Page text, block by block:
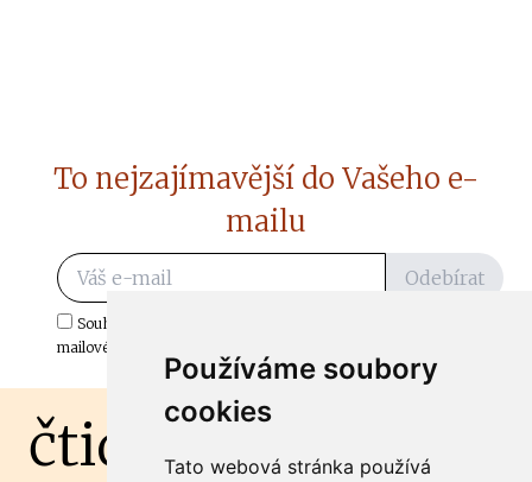
Používáme soubory
cookies
Tato webová stránka používá
To nejzajímavější do Vašeho e-
mailu
Odebírat
Souhlasím s odběrem důležitých zpráv ze ČtiDoma.cz do mé e-
mailové schránky.
čtidoma.cz